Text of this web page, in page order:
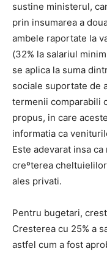
sustine ministerul,
prin insumarea a
ambele raportate la
(32% la salariul
se aplica la suma
sociale suportate de
termenii comparabili
propus, in care
informatia ca
Este adevarat insa
creºterea
ales privati.
Pentru bugetari,
Cresterea cu 25% a
astfel cum a fost